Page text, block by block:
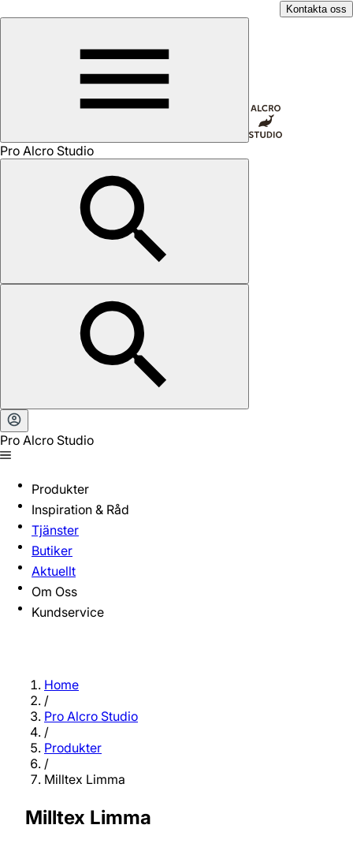
Kontakta oss
Pro Alcro Studio
Pro Alcro Studio
Produkter
Inspiration & Råd
Tjänster
Butiker
Aktuellt
Om Oss
Kundservice
Home
/
Pro Alcro Studio
/
Produkter
/
Milltex Limma
Milltex Limma